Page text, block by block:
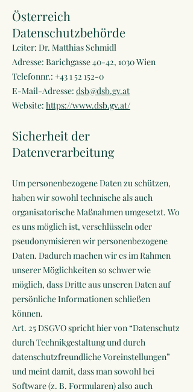
Österreich
Datenschutzbehörde
Leiter: Dr. Matthias Schmidl
Adresse: Barichgasse 40-42, 1030 Wien
Telefonnr.: +43 1 52 152-0
E-Mail-Adresse: dsb@dsb.gv.at
Website: https://www.dsb.gv.at/
Sicherheit der
Datenverarbeitung
Um personenbezogene Daten zu schützen,
haben wir sowohl technische als auch
organisatorische Maßnahmen umgesetzt. Wo
es uns möglich ist, verschlüsseln oder
pseudonymisieren wir personenbezogene
Daten. Dadurch machen wir es im Rahmen
unserer Möglichkeiten so schwer wie
möglich, dass Dritte aus unseren Daten auf
persönliche Informationen schließen
können.
Art. 25 DSGVO spricht hier von “Datenschutz
durch Technikgestaltung und durch
datenschutzfreundliche Voreinstellungen”
und meint damit, dass man sowohl bei
Software (z. B. Formularen) also auch